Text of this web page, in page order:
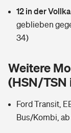
Tools
Wer versichert
Sie haben Fragen?
Wer versichert
Sie haben Fragen?
Rentenrechner:
12 in der
geblieben
34)
Weitere
(HSN/TSN
Ford Transit,
Bus/Kombi, ab